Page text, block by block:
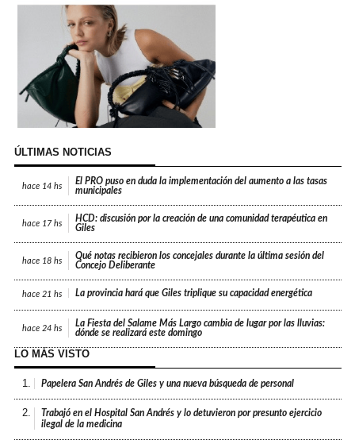
ÚLTIMAS NOTICIAS
hace 14 hs
El PRO puso en duda la implementación del aumento a las tasas
municipales
hace 17 hs
HCD: discusión por la creación de una comunidad terapéutica en
Giles
hace 18 hs
Qué notas recibieron los concejales durante la última sesión del
Concejo Deliberante
hace 21 hs La provincia hará que Giles triplique su capacidad energética
hace 24 hs
La Fiesta del Salame Más Largo cambia de lugar por las lluvias:
dónde se realizará este domingo
LO MÁS VISTO
1. Papelera San Andrés de Giles y una nueva búsqueda de personal
2.
Trabajó en el Hospital San Andrés y lo detuvieron por presunto ejercicio
ilegal de la medicina